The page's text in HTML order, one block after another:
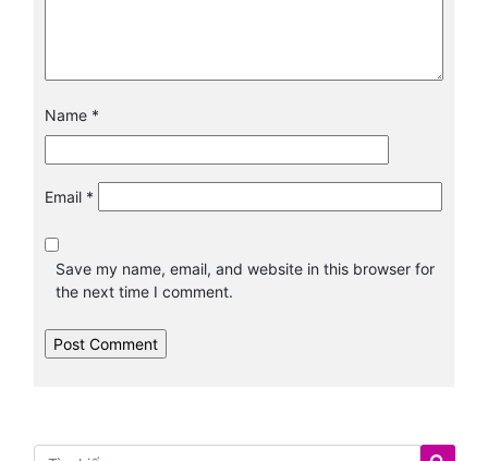
Name *
Email *
Save my name, email, and website in this browser for
the next time I comment.